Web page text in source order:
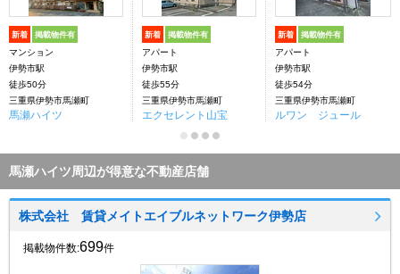
新着 掲載物件有
マンション
伊勢市駅
徒歩50分
三重県伊勢市馬瀬町
馬瀬ハイツ
新着 掲載物件有
アパート
伊勢市駅
徒歩55分
三重県伊勢市馬瀬町
エクセレント山宝
新着 掲載物件有
アパート
伊勢市駅
徒歩54分
三重県伊勢市馬瀬町
ルワン ジュール
馬瀬ハイツ周辺が得意な不動産店舗
株式会社 賃貸メイトエイブルネットワーク伊勢店
掲載物件数:699件